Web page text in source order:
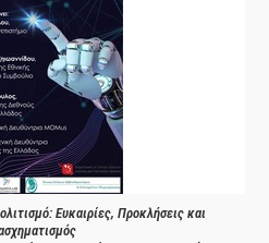
Ευκαιρίες, Προκλήσεις και